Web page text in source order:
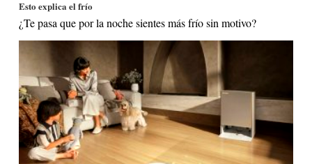
Esto explica el frío
¿Te pasa que por la noche sientes más frío sin motivo?